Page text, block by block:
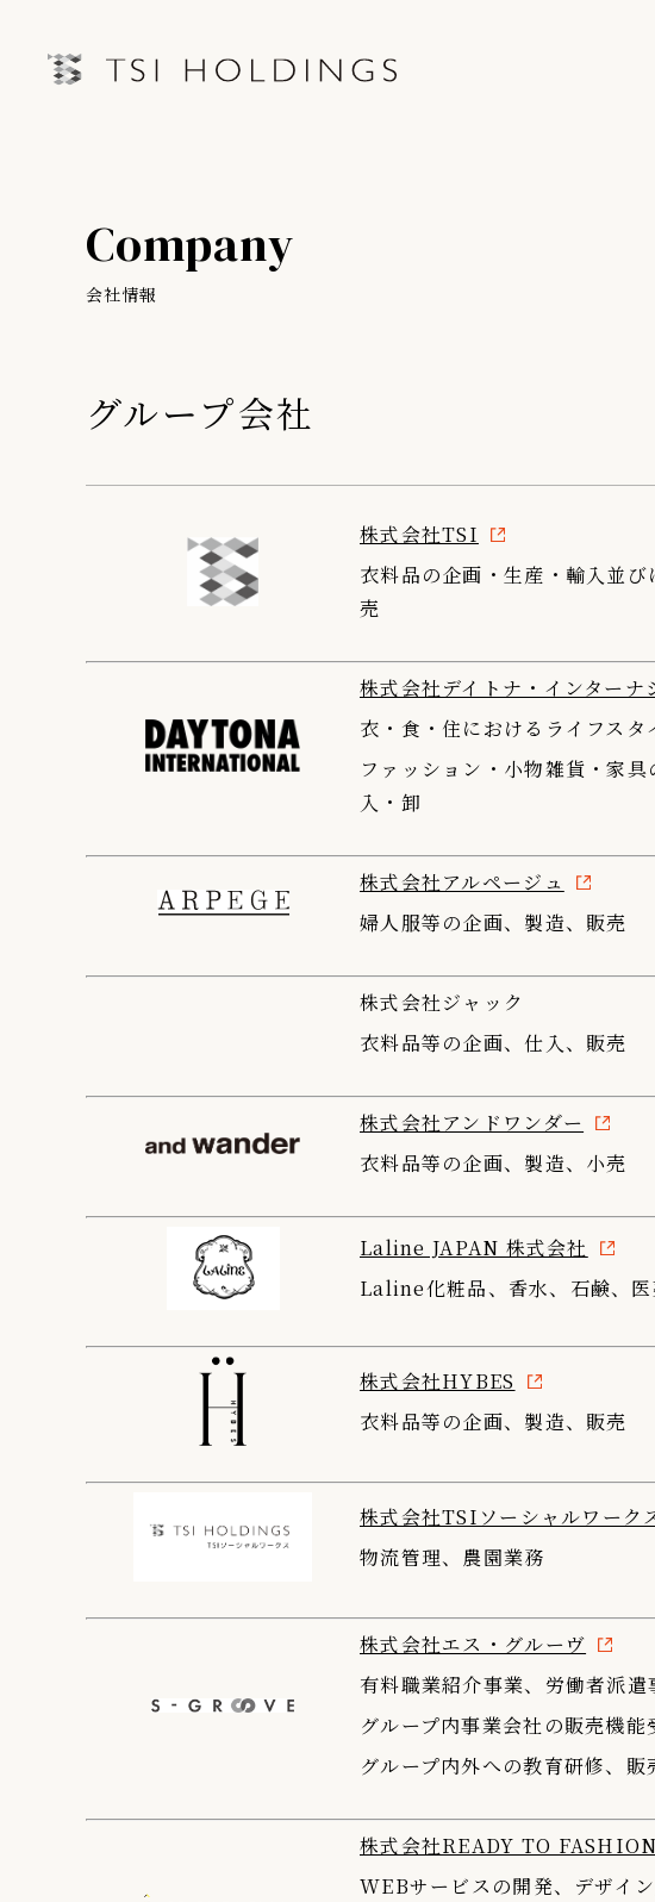
Brand
Brand News
Sustainability
Foreign Investor
お問い合わせ
IRライブラリー
決算説明会資料
プレスリリース
Company
会社情報
グループ会社
株式会社TSI
衣料品の企画・生産・輸入並
売
株式会社デイトナ・インターナ
衣・食・住におけるライフスタ
ファッション・小物雑貨・家
入・卸
株式会社アルページュ
婦人服等の企画、製造、販売
株式会社ジャック
衣料品等の企画、仕入、販売
株式会社アンドワンダー
衣料品等の企画、製造、小売
Laline JAPAN 株式会社
Laline化粧品、香水、石鹸、
株式会社HYBES
衣料品等の企画、製造、販売
株式会社TSIソーシャルワーク
物流管理、農園業務
株式会社エス・グルーヴ
有料職業紹介事業、労働者派遣
グループ内事業会社の販売機能
グループ内外への教育研修、販
株式会社READY TO FASHION
WEBサービスの開発、デザイ